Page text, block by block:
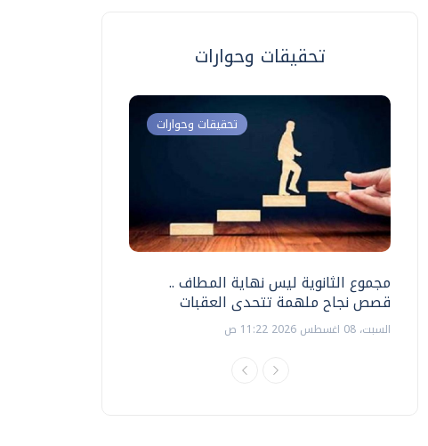
تحقيقات وحوارات
تحقيقات وحوارات
مجموع الثانوية ليس نهاية المطاف ..
قصص نجاح ملهمة تتحدى العقبات
السبت، 08 اغسطس 2026 11:22 ص